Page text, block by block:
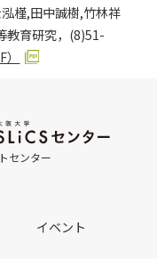
槿,田中誠樹,竹林祥
教育研究，(8)51-
）
センター
イベント